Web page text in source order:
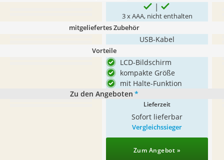
3 x AAA, nicht enthalten
mitgeliefertes Zubehör
USB-Kabel
Vorteile
LCD-Bildschirm
kompakte Größe
mit Halte-Funktion
Zu den Angeboten *
Lieferzeit
Sofort lieferbar
Vergleichssieger
Zum Angebot »